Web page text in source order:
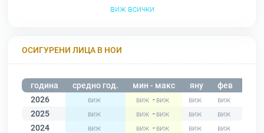
виж всички
ОСИГУРЕНИ ЛИЦА В НОИ
година средно год. мин - макс яну фев
2026
-
2025
-
2024
-